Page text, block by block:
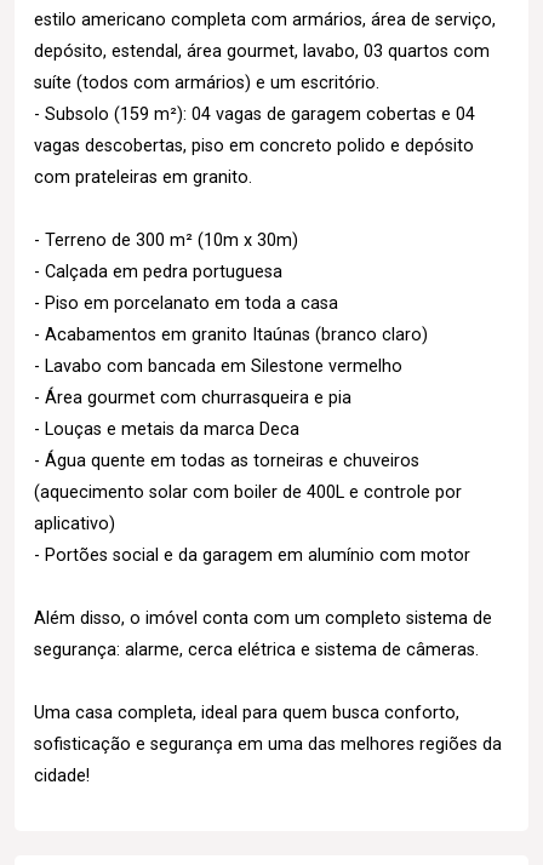
estilo americano completa com armários, área de serviço,
depósito, estendal, área gourmet, lavabo, 03 quartos com
suíte (todos com armários) e um escritório.
- Subsolo (159 m²): 04 vagas de garagem cobertas e 04
vagas descobertas, piso em concreto polido e depósito
com prateleiras em granito.
- Terreno de 300 m² (10m x 30m)
- Calçada em pedra portuguesa
- Piso em porcelanato em toda a casa
- Acabamentos em granito Itaúnas (branco claro)
- Lavabo com bancada em Silestone vermelho
- Área gourmet com churrasqueira e pia
- Louças e metais da marca Deca
- Água quente em todas as torneiras e chuveiros
(aquecimento solar com boiler de 400L e controle por
aplicativo)
- Portões social e da garagem em alumínio com motor
Além disso, o imóvel conta com um completo sistema de
segurança: alarme, cerca elétrica e sistema de câmeras.
Uma casa completa, ideal para quem busca conforto,
sofisticação e segurança em uma das melhores regiões da
cidade!